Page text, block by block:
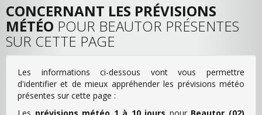
CONCERNANT LES PRÉVISIONS
MÉTÉO POUR BEAUTOR PRÉSENTES
SUR CETTE PAGE
Les informations ci-dessous vont vous permettre
d'identifier et de mieux appréhender les prévisions météo
présentes sur cette page :